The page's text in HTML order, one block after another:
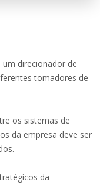
direcionador de
tomadores de
os sistemas de
da empresa deve ser
da